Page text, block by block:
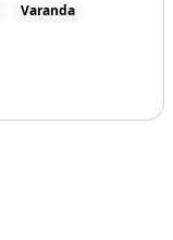
Varanda